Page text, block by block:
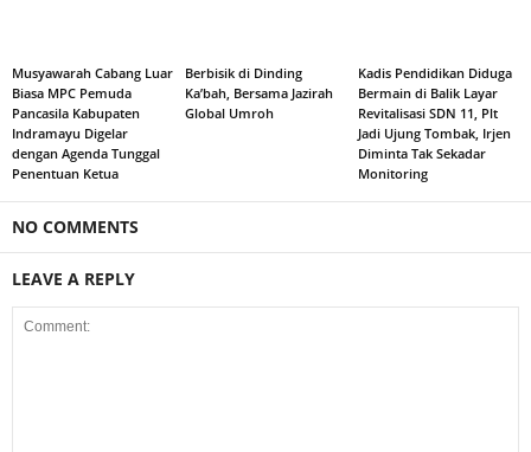
Musyawarah Cabang Luar
Biasa MPC Pemuda
Pancasila Kabupaten
Indramayu Digelar
dengan Agenda Tunggal
Penentuan Ketua
Berbisik di Dinding
Ka’bah, Bersama Jazirah
Global Umroh
Kadis Pendidikan Diduga
Bermain di Balik Layar
Revitalisasi SDN 11, Plt
Jadi Ujung Tombak, Irjen
Diminta Tak Sekadar
Monitoring
NO COMMENTS
LEAVE A REPLY